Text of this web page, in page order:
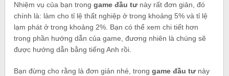
Nhiệm vụ của bạn tronggame đầu tưnày rất đơn giản, đó
chính là: làm cho tỉ lệ thất nghiệp ở trong khoảng 5% và tỉ lệ
lạm phát ở trong khoảng 2%. Bạn có thể xem chi tiết hơn
trong phần hướng dẫn của game, đương nhiên là chúng sẽ
được hướng dẫn bằng tiếng Anh rồi.
Bạn đừng cho rằng là đơn giản nhé, tronggame đầu tưnày